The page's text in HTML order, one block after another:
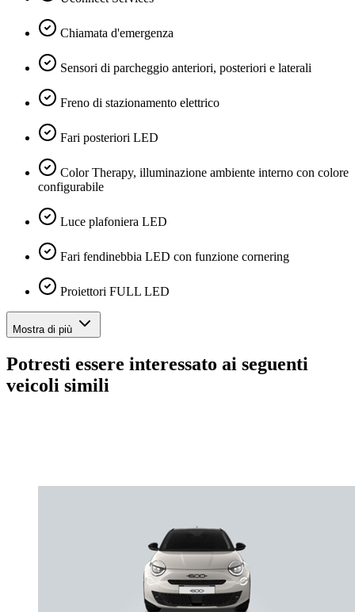
Chiamata d'emergenza
Sensori di parcheggio anteriori, posteriori e laterali
Freno di stazionamento elettrico
Fari posteriori LED
Color Therapy, illuminazione ambiente interno con colore
configurabile
Luce plafoniera LED
Fari fendinebbia LED con funzione cornering
Proiettori FULL LED
Mostra di più
Potresti essere interessato ai seguenti
veicoli simili